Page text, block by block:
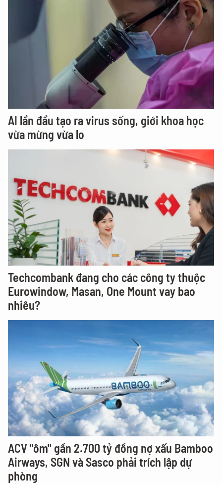
AI lần đầu tạo ra virus sống, giới khoa học
vừa mừng vừa lo
Techcombank đang cho các công ty thuộc
Eurowindow, Masan, One Mount vay bao
nhiêu?
ACV "ôm" gần 2.700 tỷ đồng nợ xấu Bamboo
Airways, SGN và Sasco phải trích lập dự
phòng